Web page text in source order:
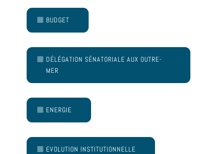
BUDGET
DÉLÉGATION SÉNATORIALE AUX OUTRE-
MER
ENERGIE
EVOLUTION INSTITUTIONNELLE